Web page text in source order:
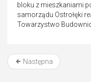
bloku z mieszkaniami
samorządu Ostrołęki
Towarzystwo
Następna